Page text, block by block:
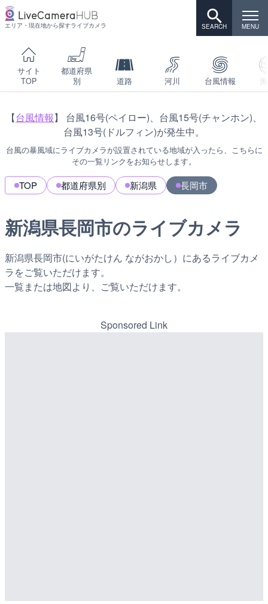
エリア・現在地から探すライブカメラ
サイト
TOP
都道府県
別
道路 河川 台風情報
【台風情報】 台風16号(ペイロー)、台風15号(チャンホン)、
台風13号(ドルフィン)が発生中。
台風の暴風域にライブカメラが設置されている地域が入ったら、こちらに
その一覧リンクをお知らせします。
TOP 都道府県別 新潟県 長岡市
新潟県長岡市のライブカメラ
新潟県長岡市(にいがたけん ながおかし）にあるライブカメ
ラをご覧いただけます。
一覧または地図より、ご覧いただけます。
Sponsored Link